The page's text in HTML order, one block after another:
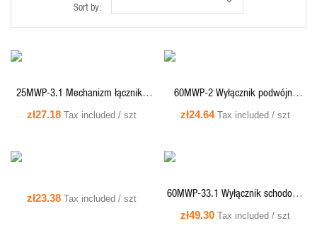
Sort by:
25MWP-3.1 Mechanizm łącznika
schodowego (jeden klawisz bez
zł27.18 Tax included / szt
60MWP-2 Wyłącznik podwójny
Karlik MINI - taupe
zł24.64 Tax included / szt
zł23.38 Tax included / szt
60MWP-33.1 Wyłącznik schodowy
podwójny Karlik MINI - taupe
zł49.30 Tax included / szt